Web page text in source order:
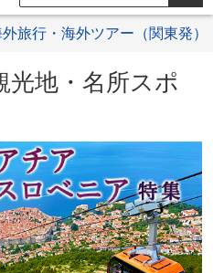
旅行・海外ツアー（関東発）
光地・名所スポ